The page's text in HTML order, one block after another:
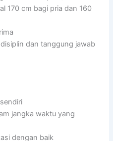
170 cm bagi pria dan 160
dan tanggung jawab
jangka waktu yang
dengan baik